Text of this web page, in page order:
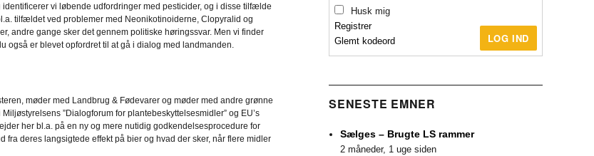
vi løbende udfordringer med pesticider, og i disse tilfælde
tilfældet ved problemer med Neonikotinoiderne, Clopyralid og
andre gange sker det gennem politiske høringssvar. Men vi finder
også er blevet opfordret til at gå i dialog med landmanden.
møder med Landbrug & Fødevarer og møder med andre grønne
”Dialogforum for plantebeskyttelsesmidler” og EU’s
her bl.a. på en ny og mere nutidig godkendelsesprocedure for
fra deres langsigtede effekt på bier og hvad der sker, når flere midler
Husk mig
LOG IND
Registrer
Glemt kodeord
SENESTE EMNER
Sælges – Brugte LS rammer
2 måneder, 1 uge siden